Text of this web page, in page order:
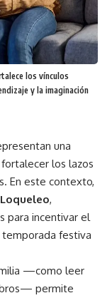
los vínculos
y la imaginación
una
los lazos
En este contexto,
Loqueleo,
para incentivar el
temporada festiva
—como leer
permite